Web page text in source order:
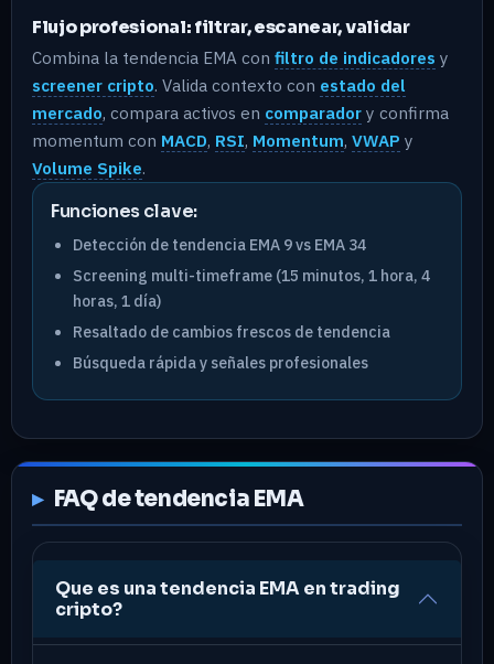
Flujo profesional: filtrar, escanear, validar
Combina la tendencia EMA con filtro de indicadores y
screener cripto. Valida contexto con estado del
mercado, compara activos en comparador y confirma
momentum con MACD, RSI, Momentum, VWAP y
Volume Spike.
Funciones clave:
Detección de tendencia EMA 9 vs EMA 34
Screening multi-timeframe (15 minutos, 1 hora, 4
horas, 1 día)
Resaltado de cambios frescos de tendencia
Búsqueda rápida y señales profesionales
FAQ de tendencia EMA
Que es una tendencia EMA en trading
cripto?